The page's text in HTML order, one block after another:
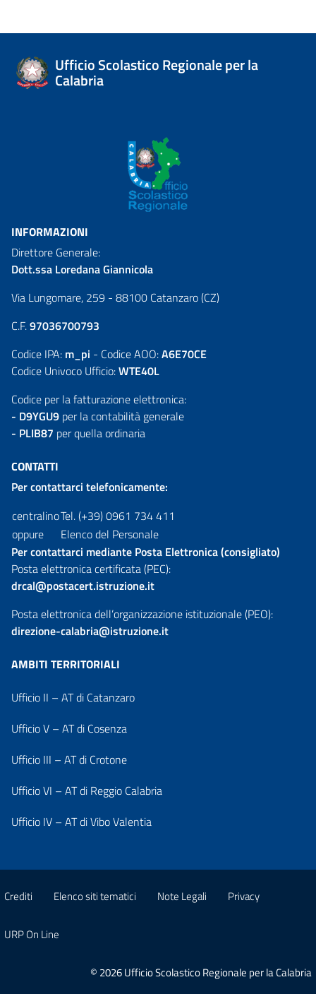
Ufficio Scolastico Regionale per la
Calabria
INFORMAZIONI
Direttore Generale:
Dott.ssa Loredana Giannicola
Via Lungomare, 259 - 88100 Catanzaro (CZ)
C.F.97036700793
Codice IPA: m_pi - Codice AOO:A6E70CE
Codice Univoco Ufficio:WTE40L
Codice per la fatturazione elettronica:
- D9YGU9 per la contabilità generale
- PLIB87 per quella ordinaria
CONTATTI
Per contattarci telefonicamente:
centralinoTel. (+39) 0961 734 411
oppure
Elenco del Personale
Per contattarci mediante Posta Elettronica (consigliato)
Posta elettronica certificata (PEC):
drcal@postacert.istruzione.it
Posta elettronica dell’organizzazione istituzionale (PEO):
direzione-calabria@istruzione.it
AMBITI TERRITORIALI
Ufficio II – AT di Catanzaro
Ufficio V – AT di Cosenza
Ufficio III – AT di Crotone
Ufficio VI – AT di Reggio Calabria
Ufficio IV – AT di Vibo Valentia
Crediti Elenco siti tematici Note Legali Privacy
URP On Line
© 2026 Ufficio Scolastico Regionale per la Calabria